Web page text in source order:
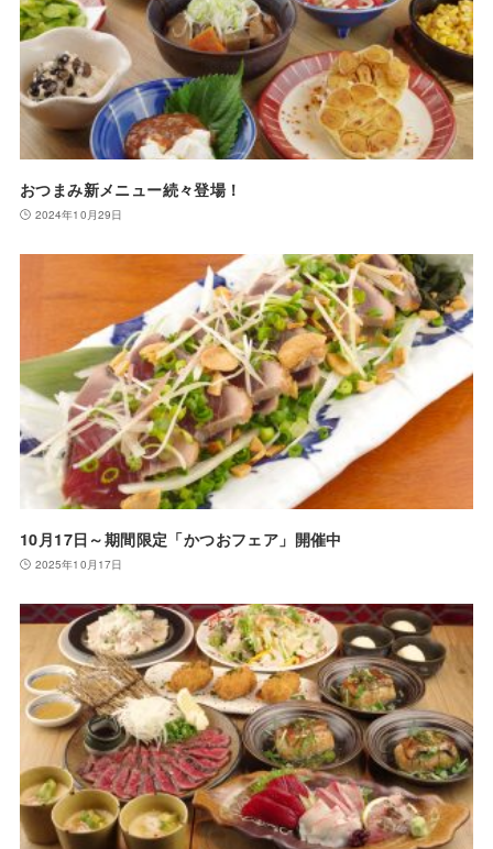
おつまみ新メニュー続々登場！
2024年10月29日
10月17日～期間限定「かつおフェア」開催中
2025年10月17日